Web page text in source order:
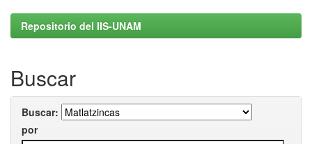
Repositorio del IIS-UNAM
Buscar
Buscar:
por